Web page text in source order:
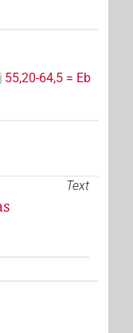
55,20-64,5 = Eb
Text